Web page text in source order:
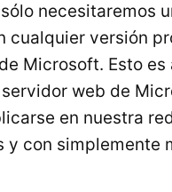
necesitaremos
cualquier versión
Microsoft. Esto es
web de
en nuestra
y con simplemente